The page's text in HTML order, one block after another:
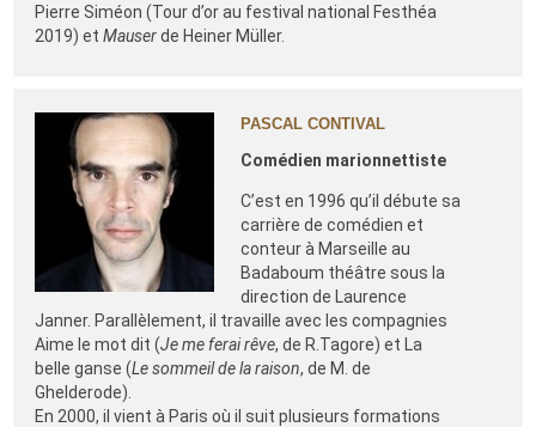
Pierre Siméon (Tour d’or au festival national Festhéa
2019) etMauserde Heiner Müller.
PASCAL CONTIVAL
Comédien marionnettiste
C’est en 1996 qu’il débute sa
carrière de comédien et
conteur à Marseille au
Badaboum théâtre sous la
direction de Laurence
Janner. Parallèlement, il travaille avec les compagnies
Aime le mot dit (Je me ferai rêve, de R.Tagore) et La
belle ganse (Le sommeil de la raison, de M. de
Ghelderode).
En 2000, il vient à Paris où il suit plusieurs formations